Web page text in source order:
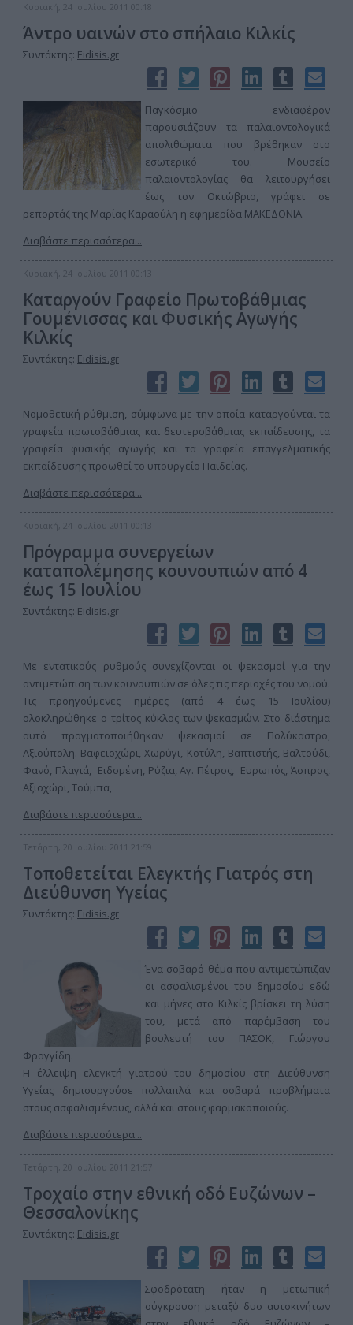
Κυριακή, 24 Ιουλίου 2011 00:18
Άντρο υαινών στο σπήλαιο Κιλκίς
Συντάκτης: Eidisis.gr
Παγκόσμιο ενδιαφέρον
παρουσιάζουν τα παλαιοντολογικά
απολιθώματα που βρέθηκαν στο
εσωτερικό του. Μουσείο
παλαιοντολογίας θα λειτουργήσει
έως τον Οκτώβριο, γράφει σε
ρεπορτάζ της Μαρίας Καραούλη η εφημερίδα ΜΑΚΕΔΟΝΙΑ.
Διαβάστε περισσότερα...
Κυριακή, 24 Ιουλίου 2011 00:13
Καταργούν Γραφείο Πρωτοβάθμιας
Γουμένισσας και Φυσικής Αγωγής
Κιλκίς
Συντάκτης: Eidisis.gr
Νομοθετική ρύθμιση, σύμφωνα με την οποία καταργούνται τα
γραφεία πρωτοβάθμιας και δευτεροβάθμιας εκπαίδευσης, τα
γραφεία φυσικής αγωγής και τα γραφεία επαγγελματικής
εκπαίδευσης προωθεί το υπουργείο Παιδείας.
Διαβάστε περισσότερα...
Κυριακή, 24 Ιουλίου 2011 00:13
Πρόγραμμα συνεργείων
καταπολέμησης κουνουπιών από 4
έως 15 Ιουλίου
Συντάκτης: Eidisis.gr
Με εντατικούς ρυθμούς συνεχίζονται οι ψεκασμοί για την
αντιμετώπιση των κουνουπιών σε όλες τις περιοχές του νομού.
Τις προηγούμενες ημέρες (από 4 έως 15 Ιουλίου)
ολοκληρώθηκε ο τρίτος κύκλος των ψεκασμών. Στο διάστημα
αυτό πραγματοποιήθηκαν ψεκασμοί σε Πολύκαστρο,
Αξιούπολη. Βαφειοχώρι, Χωρύγι, Κοτύλη, Βαπτιστής, Βαλτούδι,
Φανό, Πλαγιά, Ειδομένη, Ρύζια, Αγ. Πέτρος, Ευρωπός, Άσπρος,
Αξιοχώρι, Τούμπα,
Διαβάστε περισσότερα...
Τετάρτη, 20 Ιουλίου 2011 21:59
Τοποθετείται Ελεγκτής Γιατρός στη
Διεύθυνση Υγείας
Συντάκτης: Eidisis.gr
Ένα σοβαρό θέμα που αντιμετώπιζαν
οι ασφαλισμένοι του δημοσίου εδώ
και μήνες στο Κιλκίς βρίσκει τη λύση
του, μετά από παρέμβαση του
βουλευτή του ΠΑΣΟΚ, Γιώργου
Φραγγίδη.
Η έλλειψη ελεγκτή γιατρού του δημοσίου στη Διεύθυνση
Υγείας δημιουργούσε πολλαπλά και σοβαρά προβλήματα
στους ασφαλισμένους, αλλά και στους φαρμακοποιούς.
Διαβάστε περισσότερα...
Τετάρτη, 20 Ιουλίου 2011 21:57
Τροχαίο στην εθνική οδό Ευζώνων –
Θεσσαλονίκης
Συντάκτης: Eidisis.gr
Σφοδρότατη ήταν η μετωπική
σύγκρουση μεταξύ δυο αυτοκινήτων